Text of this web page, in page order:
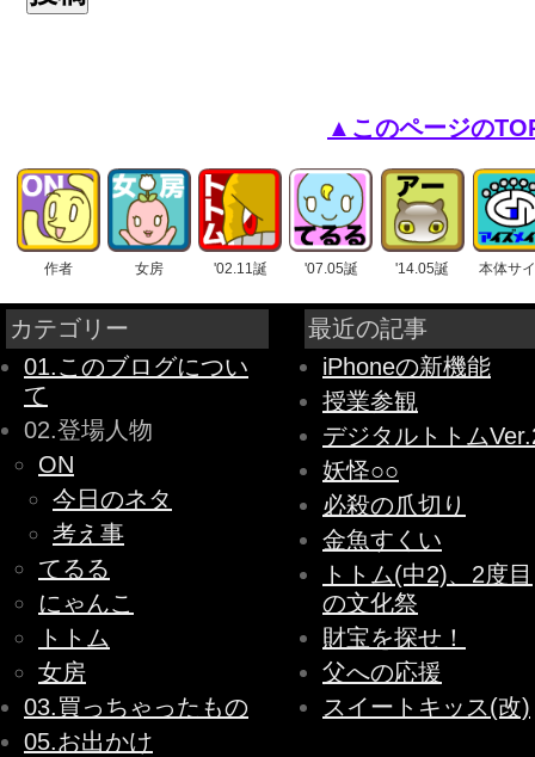
▲このページの
作者 女房 '02.11誕 '07.05誕 '14.05誕 本体サ
カテゴリー
01.このブログについ
て
02.登場人物
ON
今日のネタ
考え事
てるる
にゃんこ
トトム
女房
03.買っちゃったもの
05.お出かけ
最近の記事
iPhoneの新機能
授業参観
デジタルトトム
妖怪○○
必殺の爪切り
金魚すくい
トトム(中2)、2度目
の文化祭
財宝を探せ！
父への応援
スイートキッス(改)